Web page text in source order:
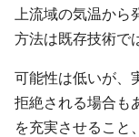
上流域の気温から
方法は既存技術で
可能性は低いが、
拒絶される場合も
を充実させること